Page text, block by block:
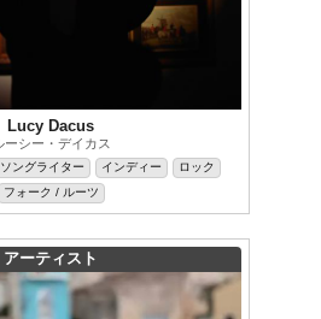
Lucy Dacus
ーシー・デイカス
ングライター インディー
ロック
フォーク / ルーツ
アーティスト